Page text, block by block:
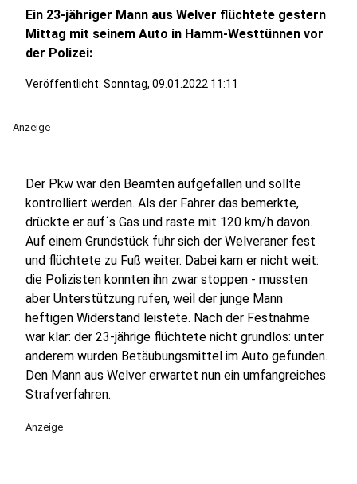
Ein 23-jähriger Mann aus Welver flüchtete gestern
Mittag mit seinem Auto in Hamm-Westtünnen vor
der Polizei:
Veröffentlicht: Sonntag, 09.01.2022 11:11
Anzeige
Der Pkw war den Beamten aufgefallen und sollte
kontrolliert werden. Als der Fahrer das bemerkte,
drückte er auf´s Gas und raste mit 120 km/h davon.
Auf einem Grundstück fuhr sich der Welveraner fest
und flüchtete zu Fuß weiter. Dabei kam er nicht weit:
die Polizisten konnten ihn zwar stoppen - mussten
aber Unterstützung rufen, weil der junge Mann
heftigen Widerstand leistete. Nach der Festnahme
war klar: der 23-jährige flüchtete nicht grundlos: unter
anderem wurden Betäubungsmittel im Auto gefunden.
Den Mann aus Welver erwartet nun ein umfangreiches
Strafverfahren.
Anzeige